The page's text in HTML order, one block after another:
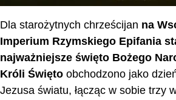
Dla starożytnych chrześcijan na
Imperium Rzymskiego Epifania
najważniejsze święto Bożego
Króli Święto obchodzono jako
Jezusa światu, łącząc w sobie trzy